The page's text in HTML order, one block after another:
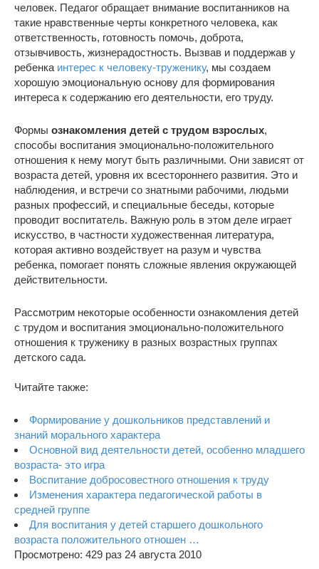
человек. Педагог обращает внимание воспитанников на
такие нравственные черты конкретного человека, как
ответственность, готовность помочь, доброта,
отзывчивость, жизнерадостность. Вызвав и поддержав у
ребенка интерес к человеку-труженику, мы создаем
хорошую эмоциональную основу для формирования
интереса к содержанию его деятельности, его труду.
Формы ознакомления детей с трудом взрослых,
способы воспитания эмоционально-положительного
отношения к нему могут быть различными. Они зависят от
возраста детей, уровня их всестороннего развития. Это и
наблюдения, и встречи со знатными рабочими, людьми
разных профессий, и специальные беседы, которые
проводит воспитатель. Важную роль в этом деле играет
искусство, в частности художественная литература,
которая активно воздействует на разум и чувства
ребенка, помогает понять сложные явления окружающей
действительности.
Рассмотрим некоторые особенности ознакомления детей
с трудом и воспитания эмоционально-положительного
отношения к труженику в разных возрастных группах
детского сада.
Читайте также:
Формирование у дошкольников представлений и
знаний морального характера
Основной вид деятельности детей, особенно младшего
возраста- это игра
Воспитание добросовестного отношения к труду
Изменения характера педагогической работы в
средней группе
Для воспитания у детей старшего дошкольного
возраста положительного отношен …
Просмотрено: 429 раз 24 августа 2010